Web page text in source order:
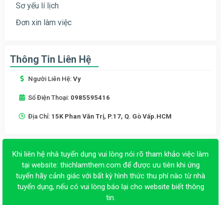
Sơ yếu lí lịch
Đơn xin làm việc
Thông Tin Liên Hệ
Người Liên Hệ: Vy
Số Điện Thoại: 0985595416
Địa Chỉ: 15K Phan Văn Trị, P.17, Q. Gò Vấp.HCM
Khi liên hệ nhà tuyển dụng vui lòng nói rõ tham khảo việc làm
tại website: thichlamthem.com để được ưu tiên khi ứng
tuyển hãy cảnh giác với bất kỳ hình thức thu phí nào từ nhà
tuyển dụng, nếu có vui lòng báo lại cho website biết thông
tin.